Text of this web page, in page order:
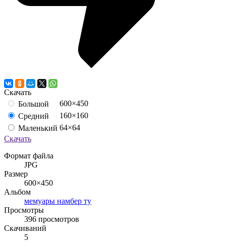
Скачать
Большой
600×450
Средний
160×160
Маленький 64×64
Скачать
Формат файла
JPG
Размер
600×450
Альбом
мемуары намбер ту
Просмотры
396 просмотров
Скачиваний
5